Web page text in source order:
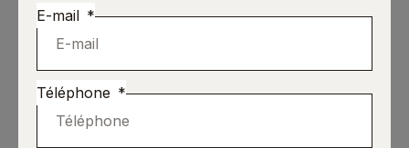
E-mail
Téléphone